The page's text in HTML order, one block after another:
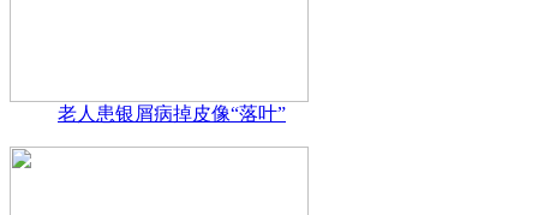
老人患银屑病掉皮像“落叶”